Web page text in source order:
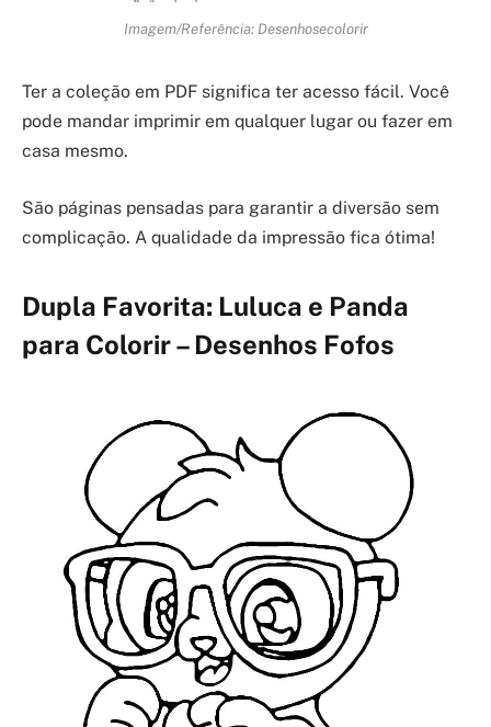
Imagem/Referência: Desenhosecolorir
Ter a coleção em PDF significa ter acesso fácil. Você
pode mandar imprimir em qualquer lugar ou fazer em
casa mesmo.
São páginas pensadas para garantir a diversão sem
complicação. A qualidade da impressão fica ótima!
Dupla Favorita: Luluca e Panda
para Colorir – Desenhos Fofos